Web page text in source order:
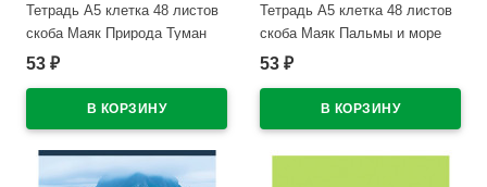
Тетрадь А5 клетка 48 листов
скоба Маяк Природа Туман
арт.Т-5048 К2
53 ₽
Тетрадь А5 клетка 48 листов
скоба Маяк Пальмы и море
арт.Т-5048 К2
53 ₽